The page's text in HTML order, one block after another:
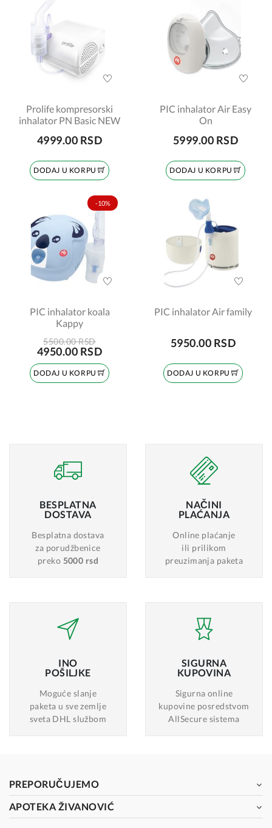
Prolife kompresorski
inhalator PN Basic NEW
4999.00 RSD
DODAJ U KORPU
PIC inhalator Air Easy
On
5999.00 RSD
DODAJ U KORPU
-10%
PIC inhalator koala
Kappy
5500.00 RSD
4950.00 RSD
DODAJ U KORPU
PIC inhalator Air family
5950.00 RSD
DODAJ U KORPU
BESPLATNA
DOSTAVA
Besplatna dostava
za porudžbenice
preko 5000 rsd
NAČINI
PLAĆANJA
Online plaćanje
ili prilikom
preuzimanja paketa
INO
POŠILJKE
Moguće slanje
paketa u sve zemlje
sveta DHL službom
SIGURNA
KUPOVINA
Sigurna online
kupovine posredstvom
AllSecure sistema
PREPORUČUJEMO
APOTEKA ŽIVANOVIĆ